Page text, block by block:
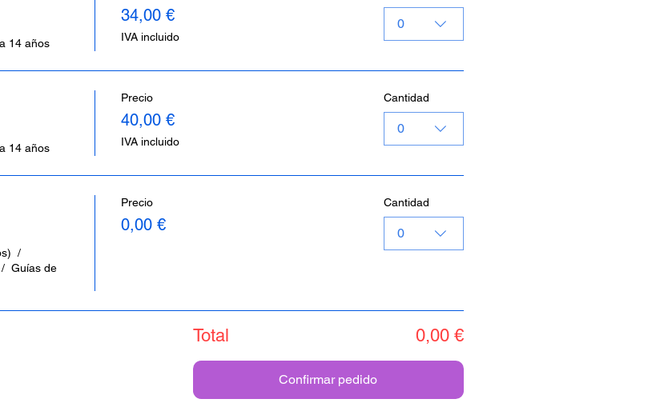
14 años
34,00 €
IVA incluido
0
14 años
Precio
40,00 €
IVA incluido
Cantidad
0
/
Guías de
Precio
0,00 €
Cantidad
0
Total 0,00 €
Confirmar pedido